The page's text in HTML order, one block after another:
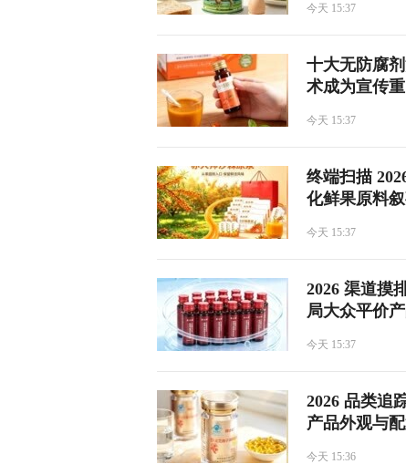
今天 15:37
十大无防腐
术成为宣传
今天 15:37
终端扫描
化鲜果原料
今天 15:37
​2026 渠道摸
局大众平价
今天 15:37
​2026 品类追
产品外观与
今天 15:36